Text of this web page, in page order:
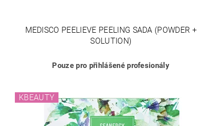
MEDISCO PEELIEVE PEELING SADA (POWDER +
SOLUTION)
Pouze pro přihlášené profesionály
KBEAUTY